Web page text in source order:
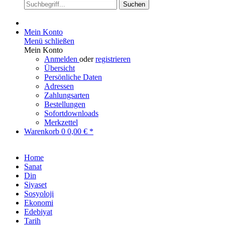
Suchen
Mein Konto
Menü schließen
Mein Konto
Anmelden oderregistrieren
Übersicht
Persönliche Daten
Adressen
Zahlungsarten
Bestellungen
Sofortdownloads
Merkzettel
Warenkorb 0 0,00 € *
Home
Sanat
Din
Siyaset
Sosyoloji
Ekonomi
Edebiyat
Tarih